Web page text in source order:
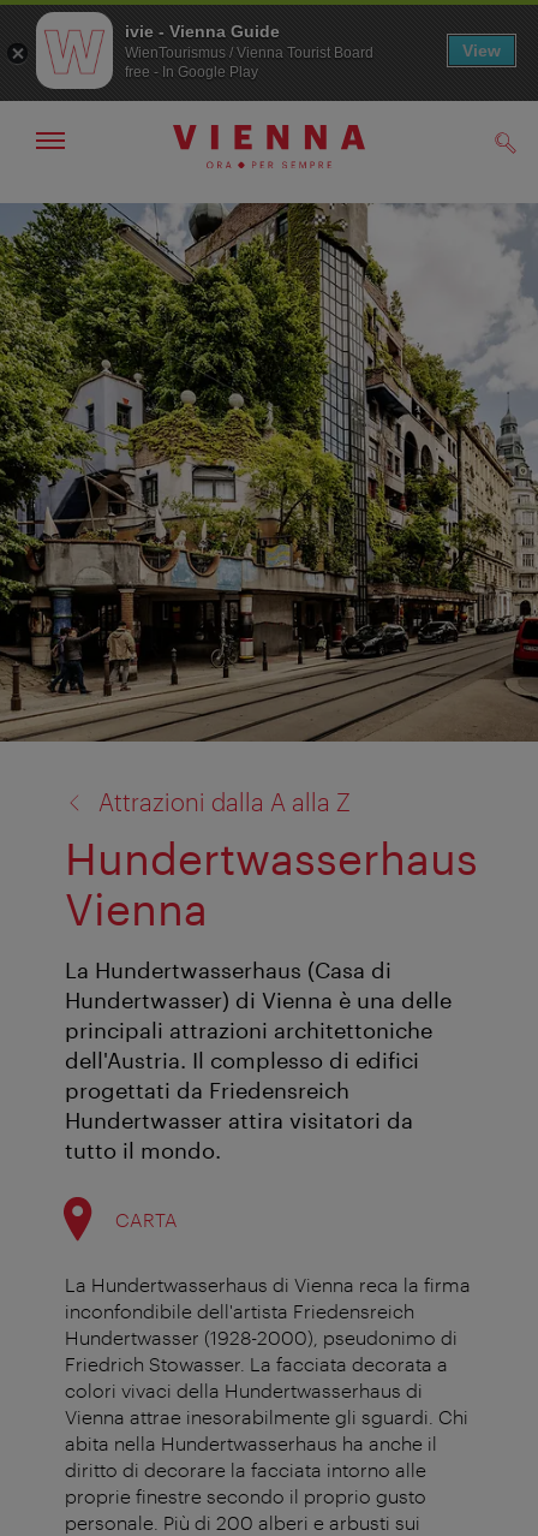
Alla
navigazione
Al
contenuto
Mostra/nascondi
Attrazioni dalla A alla Z
Hundertwasserhaus
Vienna
La Hundertwasserhaus (Casa di
Hundertwasser) di Vienna è una delle
principali attrazioni architettoniche
dell'Austria. Il complesso di edifici
progettati da Friedensreich
Hundertwasser attira visitatori da
tutto il mondo.
CARTA
La Hundertwasserhaus di Vienna reca la firma
inconfondibile dell'artista Friedensreich
Hundertwasser (1928-2000), pseudonimo di
Friedrich Stowasser. La facciata decorata a
colori vivaci della Hundertwasserhaus di
Vienna attrae inesorabilmente gli sguardi. Chi
abita nella Hundertwasserhaus ha anche il
diritto di decorare la facciata intorno alle
proprie finestre secondo il proprio gusto
personale. Più di 200 alberi e arbusti sui
ivie - Vienna Guide
WienTourismus / Vienna Tourist Board
free - In Google Play
View